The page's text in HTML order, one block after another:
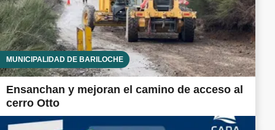
MUNICIPALIDAD DE BARILOCHE
Ensanchan y mejoran el camino de acceso al
cerro Otto